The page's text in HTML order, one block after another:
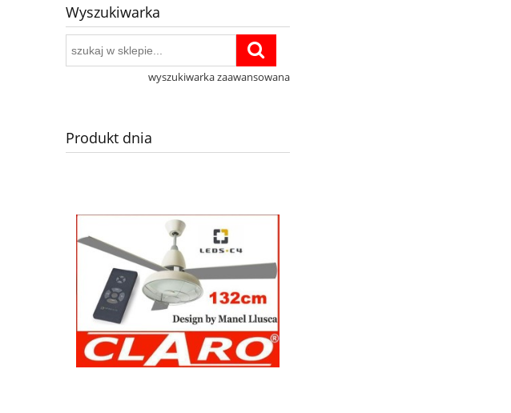
Wyszukiwarka
wyszukiwarka zaawansowana
Produkt dnia